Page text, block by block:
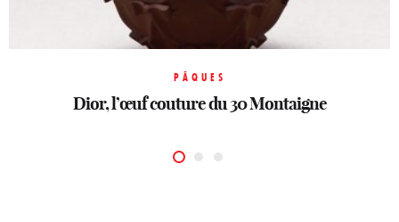
PÂQUES
Dior, l’œuf couture du 30 Montaigne
PÂQUES
Le Burgundy Paris réinvente le rituel
HORLOGERIE
LVMH Watch Week: Le temps réinventé